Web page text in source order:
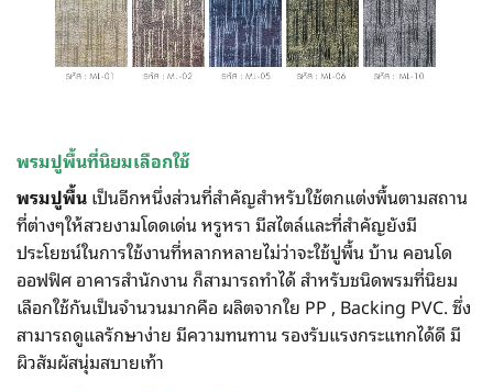
พรมปูพื้นที่นิยมเลือกใช้
พรมปูพื้นเป็นอีกหนึ่งส่วนที่สำคัญสำหรับใช้ตกแต่งพื้นตามสถาน
ที่ต่างๆให้สวยงามโดดเด่น หรูหรา มีสไตล์และที่สำคัญยังมี
ประโยชน์ในการใช้งานที่หลากหลายไม่ว่าจะใช้ปูพื้น บ้าน คอนโด
ออฟฟิศ อาคารสำนักงาน ก็สามารถทำได้ สำหรับชนิดพรมที่นิยม
เลือกใช้กันเป็นจำนวนมากคือ ผลิตจากใย PP , Backing PVC. ซึ่ง
สามารถดูแลรักษาง่าย มีความทนทาน รองรับแรงกระแทกได้ดี มี
ผิวสัมผัสนุ่มสบายเท้า